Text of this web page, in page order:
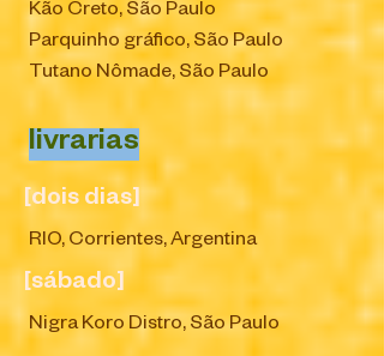
Kão Creto, São Paulo
Parquinho gráfico, São Paulo
Tutano Nômade, São Paulo
livrarias
[dois dias]
RIO, Corrientes, Argentina
[sábado]
Nigra Koro Distro, São Paulo